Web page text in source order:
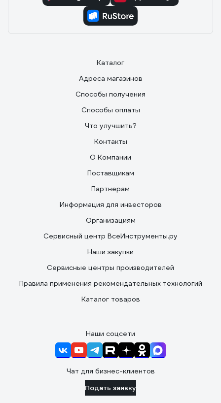
Каталог
Адреса магазинов
Способы получения
Способы оплаты
Что улучшить?
Контакты
О Компании
Поставщикам
Партнерам
Информация для инвесторов
Организациям
Сервисный центр ВсеИнструменты.ру
Наши закупки
Сервисные центры производителей
Правила применения рекомендательных технологий
Каталог товаров
Наши соцсети
Чат для бизнес-клиентов
Подать заявку